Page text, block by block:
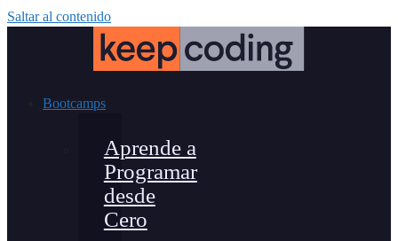
Saltar al contenido
Bootcamps
Aprende a
Programar
desde
Cero